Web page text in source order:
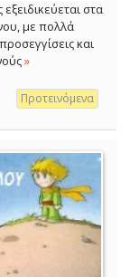
στα
με πολλά
και
»
Προτεινόμενα